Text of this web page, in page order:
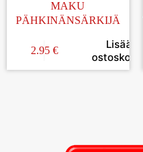
MAKU
PÄHKINÄNSÄRKIJÄ
2.95 €
Lisää
ostoskoriin